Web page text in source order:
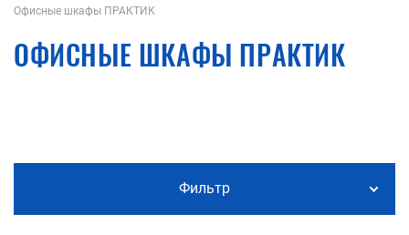
Офисные шкафы ПРАКТИК
ОФИСНЫЕ ШКАФЫ ПРАКТИК
Фильтр